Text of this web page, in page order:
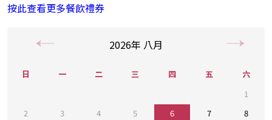
按此查看更多餐飲禮券
2026年 八月
日 一 二 三 四 五
六
1
2
3 4 5 6 7
8